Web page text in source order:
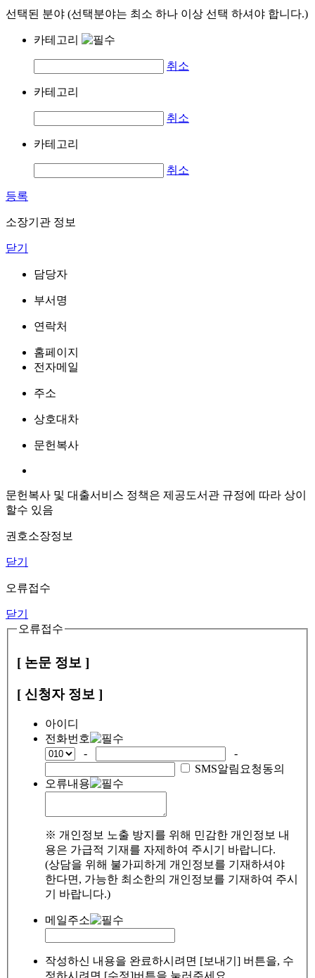
선택된 분야 (선택분야는 최소 하나 이상 선택 하셔야 합니다.)
카테고리
취소
카테고리
취소
카테고리
취소
등록
소장기관 정보
닫기
담당자
부서명
연락처
홈페이지
전자메일
주소
상호대차
문헌복사
문헌복사 및 대출서비스 정책은 제공도서관 규정에 따라 상이
할수 있음
권호소장정보
닫기
오류접수
닫기
오류접수
[ 논문 정보 ]
[ 신청자 정보 ]
아이디
전화번호
-
-
SMS알림요청동의
오류내용
※ 개인정보 노출 방지를 위해 민감한 개인정보 내
용은 가급적 기재를 자제하여 주시기 바랍니다.
(상담을 위해 불가피하게 개인정보를 기재하셔야
한다면, 가능한 최소한의 개인정보를 기재하여 주시
기 바랍니다.)
메일주소
작성하신 내용을 완료하시려면 [보내기] 버튼을, 수
정하시려면 [수정]버튼을 눌러주세요.